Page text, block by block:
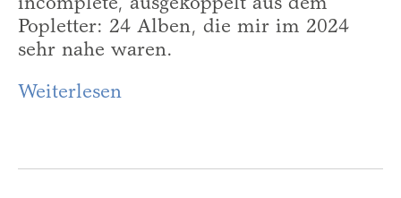
incomplete, ausgekoppelt aus dem
Popletter: 24 Alben, die mir im 2024
sehr nahe waren.
Weiterlesen